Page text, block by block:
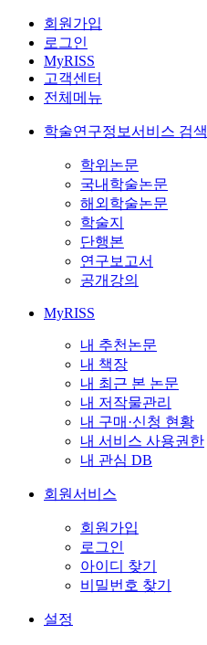
회원가입
로그인
MyRISS
고객센터
전체메뉴
학술연구정보서비스 검색
학위논문
국내학술논문
해외학술논문
학술지
단행본
연구보고서
공개강의
MyRISS
내 추천논문
내 책장
내 최근 본 논문
내 저작물관리
내 구매·신청 현황
내 서비스 사용권한
내 관심 DB
회원서비스
회원가입
로그인
아이디 찾기
비밀번호 찾기
설정